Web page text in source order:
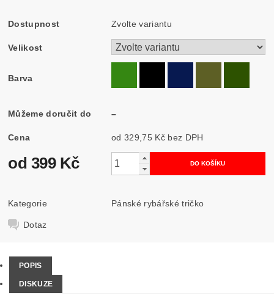
Dostupnost Zvolte variantu
Velikost
Barva
Můžeme doručit do –
Cena od 329,75 Kč bez DPH
od 399 Kč
Kategorie Pánské rybářské tričko
Dotaz
POPIS
DISKUZE